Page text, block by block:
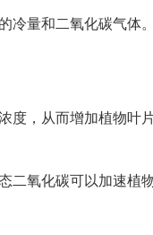
量和二氧化碳气体
，从而增加植物叶
氧化碳可以加速植物